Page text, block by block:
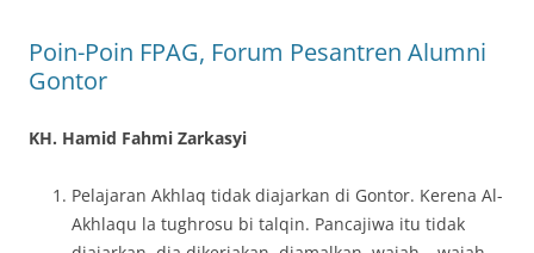
Poin-Poin FPAG, Forum Pesantren Alumni
Gontor
KH. Hamid Fahmi Zarkasyi
Pelajaran Akhlaq tidak diajarkan di Gontor. Kerena Al-
Akhlaqu la tughrosu bi talqin. Pancajiwa itu tidak